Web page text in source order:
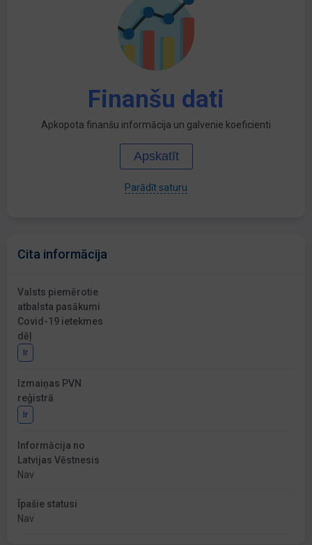
Finanšu dati
Apkopota finanšu informācija un galvenie koeficienti
Apskatīt
Parādīt saturu
Cita informācija
Valsts piemērotie
atbalsta pasākumi
Covid-19 ietekmes
dēļ
Ir
Izmaiņas PVN
reģistrā
Ir
Informācija no
Latvijas Vēstnesis
Nav
Īpašie statusi
Nav